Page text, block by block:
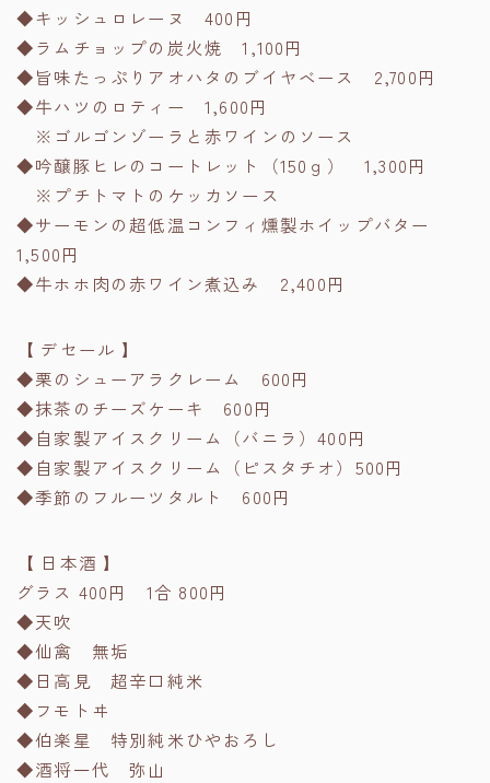
◆キッシュロレーヌ 400円
◆ラムチョップの炭火焼 1,100円
◆旨味たっぷりアオハタのブイヤベース 2,700円
◆牛ハツのロティー 1,600円
※ゴルゴンゾーラと赤ワインのソース
◆吟醸豚ヒレのコートレット（150ｇ） 1,300円
※プチトマトのケッカソース
◆サーモンの超低温コンフィ燻製ホイップバター
1,500円
◆牛ホホ肉の赤ワイン煮込み 2,400円
【 デセール 】
◆栗のシューアラクレーム 600円
◆抹茶のチーズケーキ 600円
◆自家製アイスクリーム（バニラ）400円
◆自家製アイスクリーム（ピスタチオ）500円
◆季節のフルーツタルト 600円
【 日本酒 】
グラス 400円 1合 800円
◆天吹
◆仙禽 無垢
◆日高見 超辛口純米
◆フモトヰ
◆伯楽星 特別純米ひやおろし
◆酒将一代 弥山